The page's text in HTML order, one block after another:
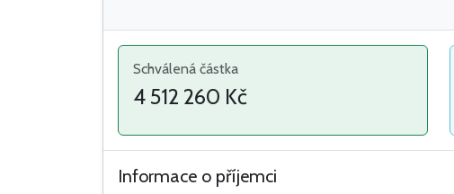
Schválená částka
4 512 260 Kč
Informace o příjemci